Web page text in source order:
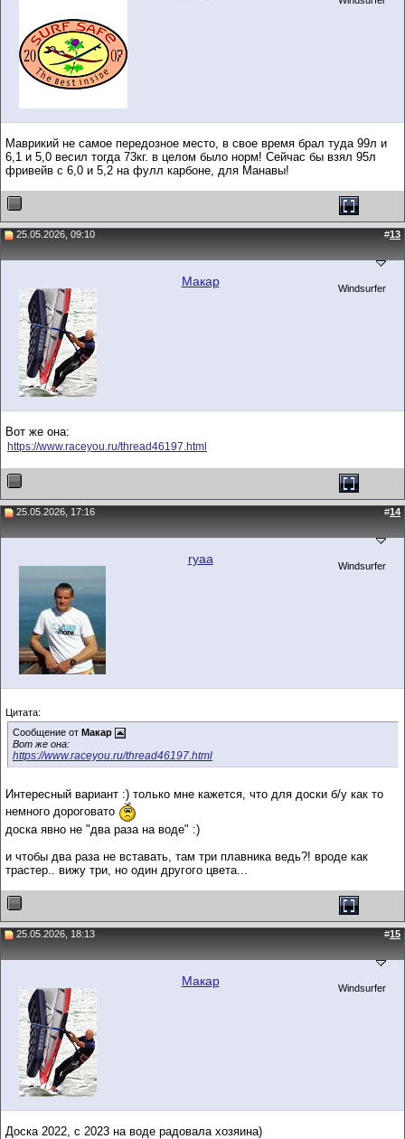
Маврикий не самое передозное место, в свое время брал туда 99л и
6,1 и 5,0 весил тогда 73кг. в целом было норм! Сейчас бы взял 95л
фривейв с 6,0 и 5,2 на фулл карбоне, для Манавы!
25.05.2026, 09:10 #13
Макар Windsurfer
Вот же она:
https://www.raceyou.ru/thread46197.html
25.05.2026, 17:16 #14
ryaa Windsurfer
Цитата:
Сообщение от Макар
Вот же она:
https://www.raceyou.ru/thread46197.html
Интересный вариант :) только мне кажется, что для доски б/у как то
немного дороговато
доска явно не "два раза на воде" :)
и чтобы два раза не вставать, там три плавника ведь?! вроде как
трастер.. вижу три, но один другого цвета...
25.05.2026, 18:13 #15
Макар Windsurfer
Доска 2022, с 2023 на воде радовала хозяина)